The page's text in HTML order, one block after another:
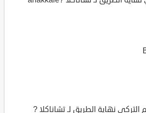
نهاية الطريق لـ تشاناكلا ?